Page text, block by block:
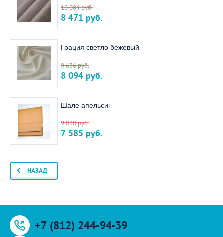
10 084руб.
8 471 руб.
Грация светло-бежевый
9 636руб.
8 094 руб.
Шале апельсин
9 030руб.
7 585 руб.
НАЗАД
+7 (812) 244-94-39